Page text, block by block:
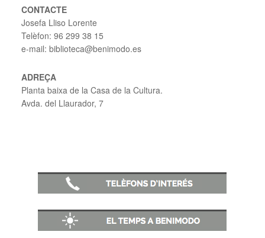
CONTACTE
Josefa Lliso Lorente
Telèfon: 96 299 38 15
e-mail: biblioteca@benimodo.es
ADREÇA
Planta baixa de la Casa de la Cultura.
Avda. del Llaurador, 7